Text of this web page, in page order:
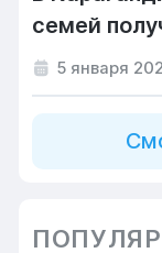
семей
5 января